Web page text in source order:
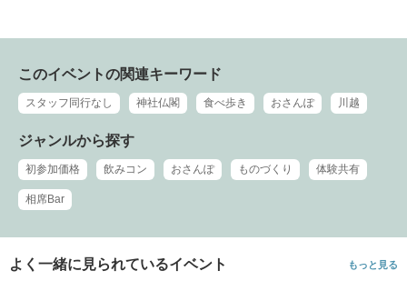
このイベントの関連キーワード
スタッフ同行なし 神社仏閣 食べ歩き おさんぽ 川越
ジャンルから探す
初参加価格 飲みコン おさんぽ ものづくり 体験共有
相席Bar
よく一緒に見られているイベント もっと見る